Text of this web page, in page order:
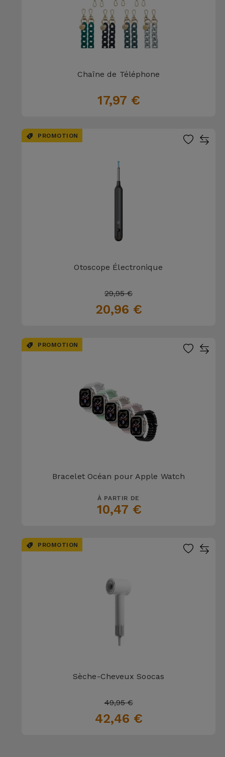
Chaîne de Téléphone
17,97 €
PROMOTION
Otoscope Électronique
29,95 €
20,96 €
PROMOTION
Bracelet Océan pour Apple Watch
À PARTIR DE
10,47 €
PROMOTION
Sèche-Cheveux Soocas
49,95 €
42,46 €